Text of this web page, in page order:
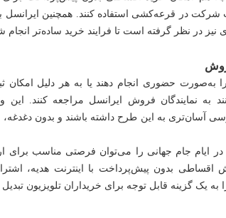
در قرعه‌کشی استفاده کنند. همچنین ایرانسل
نیز در نظر گرفته است تا فرایند خرید ساده‌تر انجام
به‌صورت حضوری انجام دهند یا به هر دلیل
به نمایندگان فروش ایرانسل مراجعه کنند.
آسان‌تری به این طرح داشته باشند و بدون دغدغه،
در ایام جام جهانی را می‌توان فرصتی مناسب برای
بدون پیش‌پرداخت با اینترنت هدیه،
به یک گزینه قابل توجه برای خریداران تلویزیون